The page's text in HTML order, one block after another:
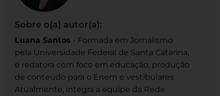
Sobre o(a) autor(a):
Luana Santos - Formada em Jornalismo
pela Universidade Federal de Santa Catarina,
é redatora com foco em educação, produção
de conteúdo para o Enem e vestibulares.
Atualmente, integra a equipe da Rede